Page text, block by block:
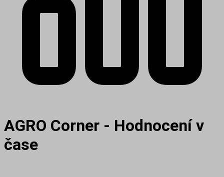
AGRO Corner - Hodnocení v
čase